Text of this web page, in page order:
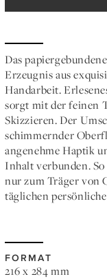
Das
Erzeugnis aus
Handarbeit.
sorgt mit der feinen
Skizzieren. Der
schimmernder
angenehme Haptik
Inhalt verbunden.
nur zum Träger von
täglichen
FORMAT
216 x 284 mm